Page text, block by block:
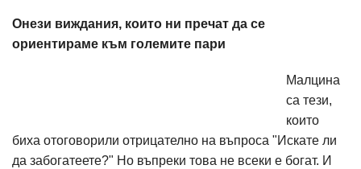
Онези виждания, които ни пречат да се
ориентираме към големите пари
Малцина
са тези,
които
биха отоговорили отрицателно на въпроса "Искате ли
да забогатеете?" Но въпреки това не всеки е богат. И